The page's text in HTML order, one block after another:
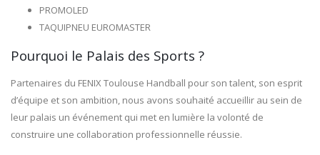
PROMOLED
TAQUIPNEU EUROMASTER
Pourquoi le Palais des Sports ?
Partenaires du FENIX Toulouse Handball pour son talent, son esprit
d’équipe et son ambition, nous avons souhaité accueillir au sein de
leur palais un événement qui met en lumière la volonté de
construire une collaboration professionnelle réussie.